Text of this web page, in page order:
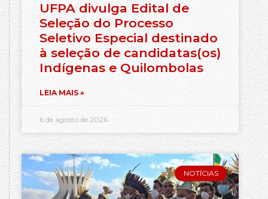
UFPA divulga Edital de
Seleção do Processo
Seletivo Especial destinado
à seleção de candidatas(os)
Indígenas e Quilombolas
LEIA MAIS »
6 de agosto de 2026
NOTÍCIAS